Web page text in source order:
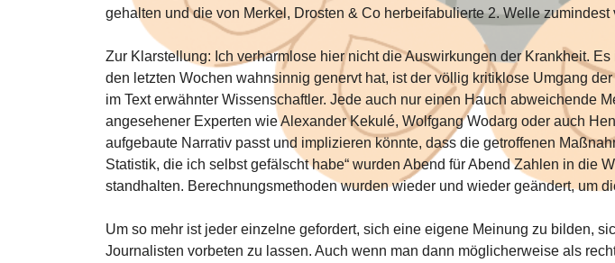
gehalten und die von Merkel, Drosten & Co herbeifabulierte 2. Welle zumindest
Zur Klarstellung: Ich verharmlose hier nicht die Auswirkungen der Krankheit.
den letzten Wochen wahnsinnig genervt hat, ist der völlig kritiklose Umgang
im Text erwähnter Wissenschaftler. Jede auch nur einen Hauch abweichende
angesehener Experten wie Alexander Kekulé, Wolfgang Wodarg oder auch
aufgebaute Narrativ passt und implizieren könnte, dass die getroffenen
Statistik, die ich selbst gefälscht habe“ wurden Abend für Abend Zahlen in die
standhalten. Berechnungsmethoden wurden wieder und wieder geändert, um
Um so mehr ist jeder einzelne gefordert, sich eine eigene Meinung zu bilden,
Journalisten vorbeten zu lassen. Auch wenn man dann möglicherweise als